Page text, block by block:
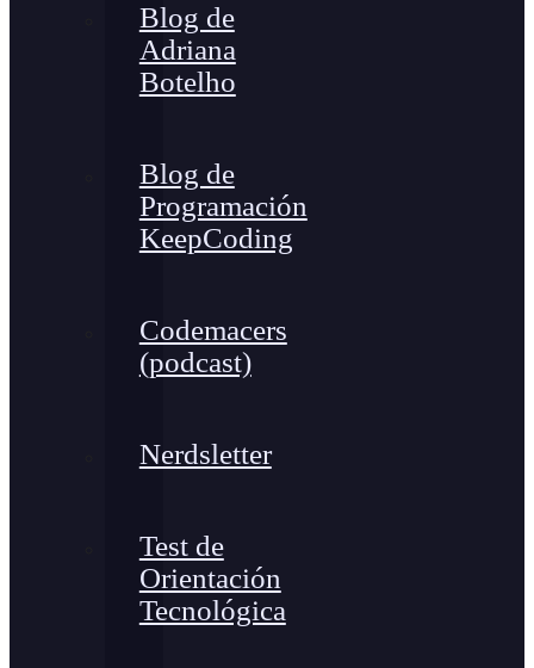
Blog de
Adriana
Botelho
Blog de
Programación
KeepCoding
Codemacers
(podcast)
Nerdsletter
Test de
Orientación
Tecnológica